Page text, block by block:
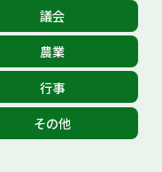
議会
農業
行事
その他